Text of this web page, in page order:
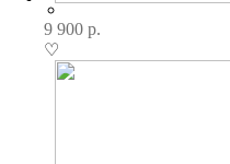
9 900 р.
♡